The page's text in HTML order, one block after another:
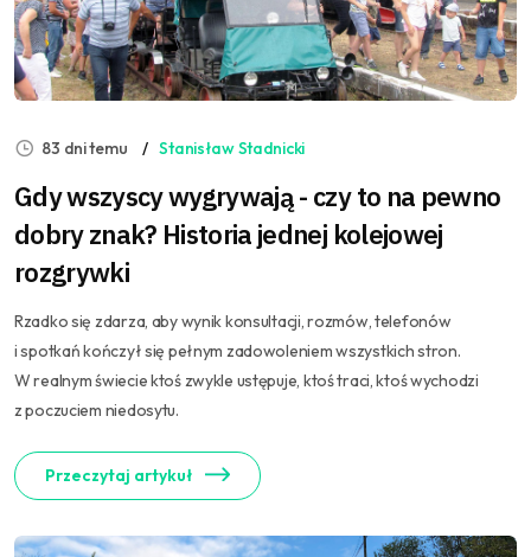
83 dni temu Stanisław Stadnicki
Gdy wszyscy wygrywają - czy to na pewno
dobry znak? Historia jednej kolejowej
rozgrywki
Rzadko się zdarza, aby wynik konsultacji, rozmów, telefonów
i spotkań kończył się pełnym zadowoleniem wszystkich stron.
W realnym świecie ktoś zwykle ustępuje, ktoś traci, ktoś wychodzi
z poczuciem niedosytu.
Przeczytaj artykuł